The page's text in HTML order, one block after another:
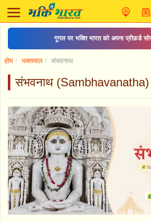
गूगल पर भक्ति भारत को अपना प्रीफ़र्ड
होम भक्तमाल संभवनाथ
संभवनाथ (Sambhavanatha)